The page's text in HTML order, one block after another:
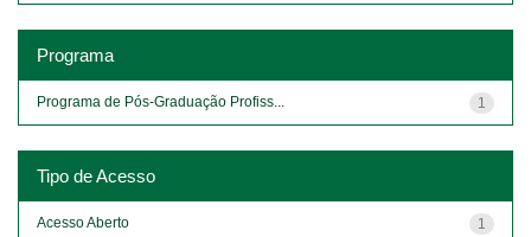
Programa
1
Programa de Pós-Graduação Profiss...
Tipo de Acesso
1
Acesso Aberto